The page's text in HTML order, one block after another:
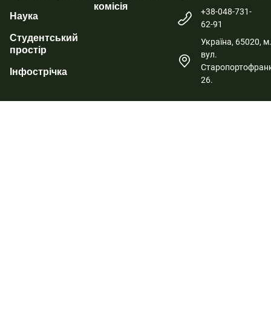
Наука
Студентський
простір
Інфострічка
комісія
+38-048-731-
62-91
Україна, 65020,
вул.
26.